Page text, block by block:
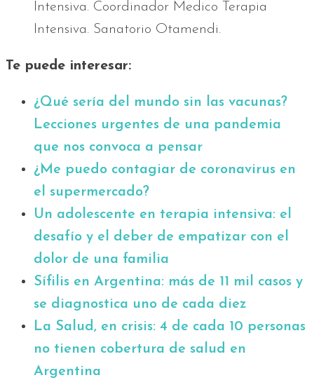
Intensiva. Coordinador Medico Terapia
Intensiva. Sanatorio Otamendi.
Te puede interesar:
¿Qué sería del mundo sin las vacunas?
Lecciones urgentes de una pandemia
que nos convoca a pensar
¿Me puedo contagiar de coronavirus en
el supermercado?
Un adolescente en terapia intensiva: el
desafío y el deber de empatizar con el
dolor de una familia
Sífilis en Argentina: más de 11 mil casos y
se diagnostica uno de cada diez
La Salud, en crisis: 4 de cada 10 personas
no tienen cobertura de salud en
Argentina